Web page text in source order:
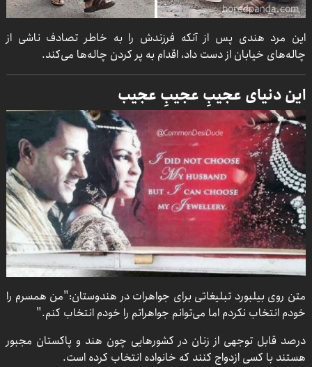
این مرد هندی پس از آنکه فرزندش را به خاطر تصادف ناشی از
چاله‌های خیابان از دست داد، اقدام به پر کردن چاله‌ها می‌کند.
این دنیای عجیبِ عجیبِ عجیب
متن روی بیلبورد تبلیغاتی برای جواهرات در هندوستان:"من همسرم را
خودم انتخاب نکردم اما می‌توانم جواهراتم را خودم انتخاب کنم."
درصد قابل توجهی از زنان در کشورهایی چون هند و پاکستان مجبور
هستند با کسی ازدواج کنند که خانواده انتخاب کرده است.